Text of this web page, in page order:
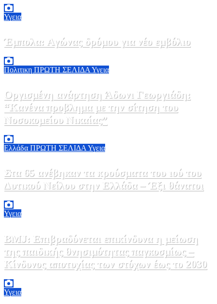
Υγεια
Έμπολα: Αγώνας δρόμου για νέο εμβόλιο
Πολιτικη ΠΡΩΤΗ ΣΕΛΙΔΑ Υγεια
Οργισμένη ανάρτηση Άδωνι Γεωργιάδη:
“Κανένα προβλημα με την σίτηση του
Νοσοκομείου Νικαίας”
Ελλάδα ΠΡΩΤΗ ΣΕΛΙΔΑ Υγεια
Στα 65 ανέβηκαν τα κρούσματα του ιού του
Δυτικού Νείλου στην Ελλάδα – Έξι θάνατοι
Υγεια
BMJ: Επιβραδύνεται επικίνδυνα η μείωση
της παιδικής θνησιμότητας παγκοσμίως –
Κίνδυνος αποτυχίας των στόχων έως το 2030
Υγεια